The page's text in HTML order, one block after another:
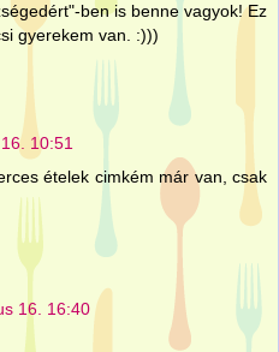
ben is benne vagyok! Ez
gyerekem van. :)))
10:51
ételek cimkém már van, csak
16. 16:40